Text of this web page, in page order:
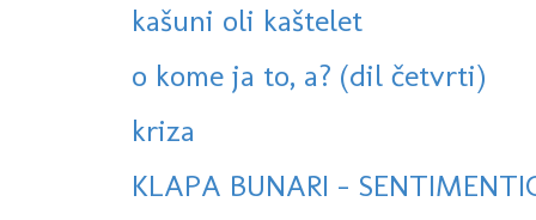
kašuni oli kaštelet
o kome ja to, a? (dil četvrti)
kriza
KLAPA BUNARI -